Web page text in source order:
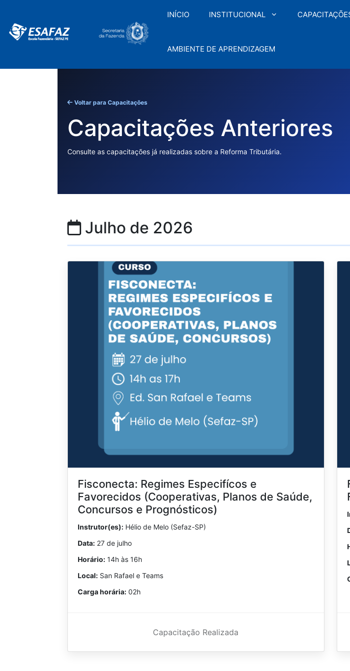
conteúdo
INÍCIO INSTITUCIONAL
AMBIENTE DE APRENDIZAGEM
Voltar para Capacitações
Capacitações Anteriores
Consulte as capacitações já realizadas sobre a Reforma Tributária.
Julho de 2026
Fisconecta: Regimes Especifícos e
Favorecidos (Cooperativas, Planos de Saúde,
Concursos e Prognósticos)
Instrutor(es): Hélio de Melo (Sefaz-SP)
Data: 27 de julho
Horário: 14h às 16h
Local: San Rafael e Teams
Carga horária: 02h
Capacitação Realizada